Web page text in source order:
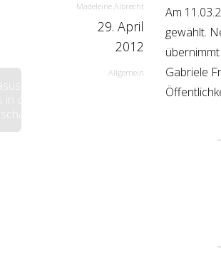
Madeleine.Albrecht
29. April
2012
Allgemein
Am
gewählt.
Gabriele
die